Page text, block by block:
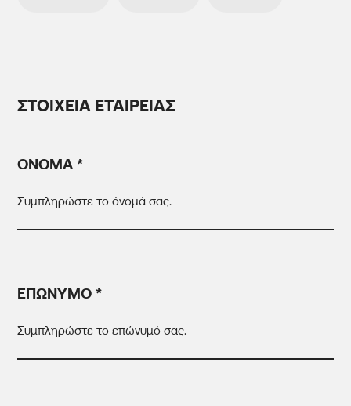
ΣΤΟΙΧΕΙΑ ΕΤΑΙΡΕΙΑΣ
ΟΝΟΜΑ *
ΕΠΩΝΥΜΟ *